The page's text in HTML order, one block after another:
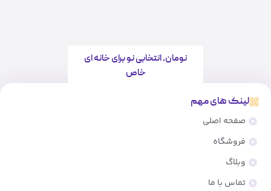
نومان، انتخابی نو برای خانه ای
خاص
لینک های مهم
صفحه اصلی
فروشگاه
وبلاگ
تماس با ما